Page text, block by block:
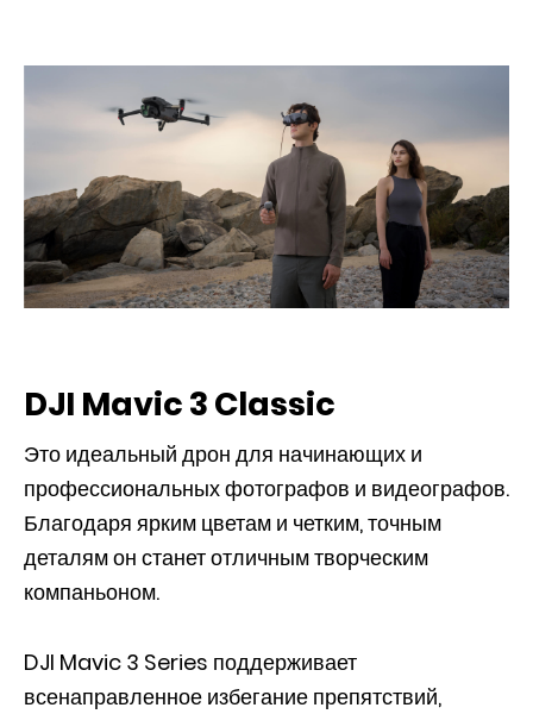
DJI Mavic 3 Classic
Это идеальный дрон для начинающих и
профессиональных фотографов и видеографов.
Благодаря ярким цветам и четким, точным
деталям он станет отличным творческим
компаньоном.
DJI Mavic 3 Series поддерживает
всенаправленное избегание препятствий,